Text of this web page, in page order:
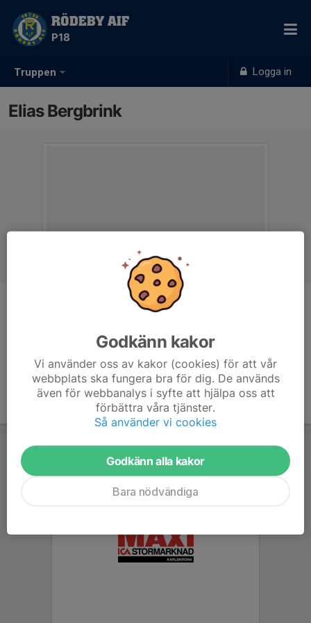
Truppen Logga in
RÖDEBY AIF
P18
Elias Bergbrink
Godkänn kakor
Vi använder oss av kakor (cookies) för att vår
webbplats ska fungera bra för dig. De används
även för webbanalys i syfte att hjälpa oss att
förbättra våra tjänster.
Så använder vi cookies
Godkänn alla kakor
Bara nödvändiga